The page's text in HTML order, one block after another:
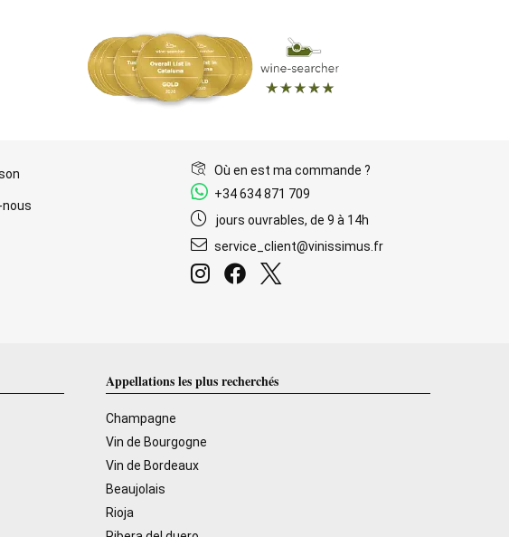
Où en est ma commande ?
+34 634 871 709
jours ouvrables, de 9 à 14h
service_client@vinissimus.fr
Appellations les plus recherchés
Champagne
Vin de Bourgogne
Vin de Bordeaux
Beaujolais
Rioja